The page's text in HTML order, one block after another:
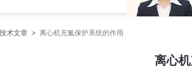
技术文章 > 离心机充氮保护系统的作用
离心